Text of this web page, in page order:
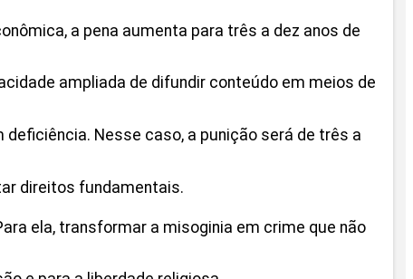
a pena aumenta para três a dez anos de
ampliada de difundir conteúdo em meios de
Nesse caso, a punição será de três a
direitos fundamentais.
ela, transformar a misoginia em crime que não